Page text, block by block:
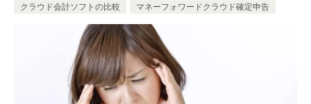
クラウド会計ソフトの比較
マネーフォワードクラウド確定申告